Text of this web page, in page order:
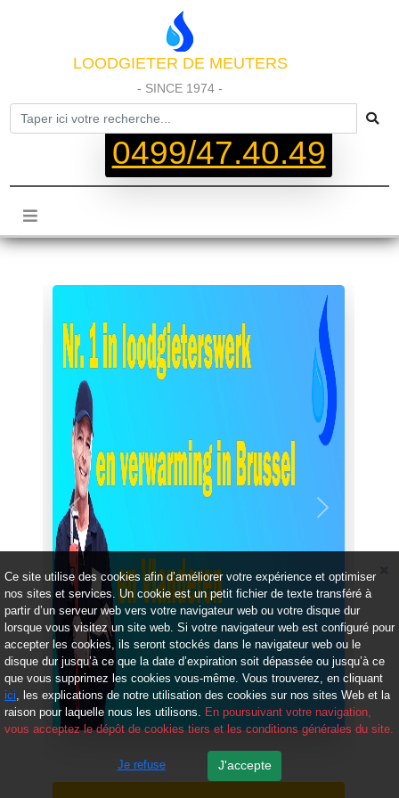
LOODGIETER DE MEUTERS
- SINCE 1974 -
0499/47.40.49
Précédent Suivant
Ce site utilise des cookies afin d’améliorer votre expérience et optimiser
nos sites et services. Un cookie est un petit fichier de texte transféré à
partir d’un serveur web vers votre navigateur web ou votre disque dur
lorsque vous visitez un site web. Si votre navigateur web est configuré pour
accepter les cookies, ils seront stockés dans le navigateur web ou le
disque dur jusqu’à ce que la date d’expiration soit dépassée ou jusqu’à ce
que vous supprimez les cookies vous-même. Vous trouverez, en cliquant
ici, les explications de notre utilisation des cookies sur nos sites Web et la
raison pour laquelle nous les utilisons. En poursuivant votre navigation,
vous acceptez le dépôt de cookies tiers et les conditions générales du site.
Je refuse J'accepte